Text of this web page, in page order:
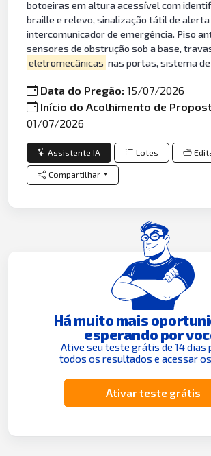
botoeiras em altura acessível com
braille e relevo, sinalização tátil de alerta
intercomunicador de emergência. Piso
sensores de obstrução sob a base,
eletromecânicas nas portas, sistema
Data do Pregão:15/07/2026
Início do Acolhimento de
01/07/2026
Assistente IA Lotes
Compartilhar
Há muito mais
esperando por
Ative seu teste grátis de 14 dias
todos os resultados e acessar
Ativar teste grátis